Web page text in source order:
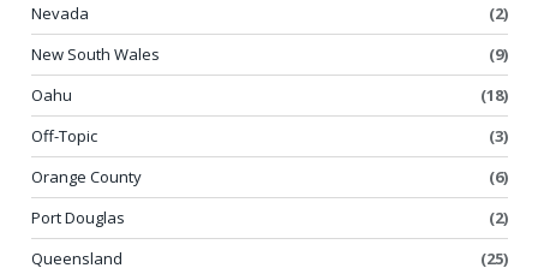
Nevada
(2)
New South Wales
(9)
Oahu
(18)
Off-Topic
(3)
Orange County
(6)
Port Douglas
(2)
Queensland
(25)